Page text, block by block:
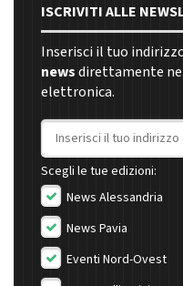
ISCRIVITI ALLE
Inserisci il tuo
newsdirettamente
elettronica.
Indirizzo email
Scegli le tue edizioni:
News Alessandria
News Pavia
Eventi Nord-Ovest